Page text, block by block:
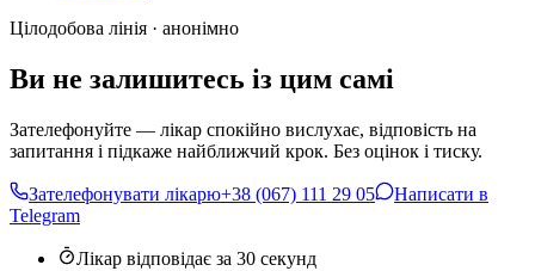
Цілодобова лінія · анонімно
Ви не залишитесь із цим самі
Зателефонуйте — лікар спокійно вислухає, відповість на
запитання і підкаже найближчий крок. Без оцінок і тиску.
Зателефонувати лікарю+38 (067) 111 29 05
Написати в
Telegram
Лікар відповідає за 30 секунд